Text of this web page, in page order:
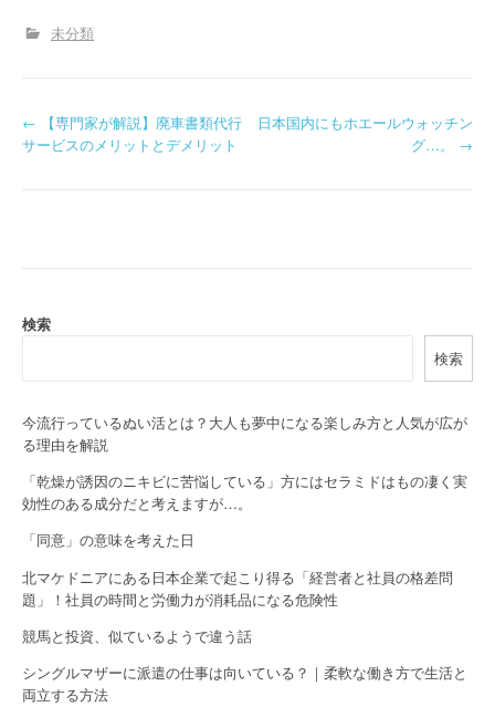
未分類
P
a
i
g
a
i
o
n
← 【専門家が解説】廃車書類代行
サービスのメリットとデメリット
日本国内にもホエールウォッチン
グ…。 →
検索
検索
今流行っているぬい活とは？大人も夢中になる楽しみ方と人気が広が
る理由を解説
「乾燥が誘因のニキビに苦悩している」方にはセラミドはもの凄く実
効性のある成分だと考えますが…。
「同意」の意味を考えた日
北マケドニアにある日本企業で起こり得る「経営者と社員の格差問
題」！社員の時間と労働力が消耗品になる危険性
競馬と投資、似ているようで違う話
シングルマザーに派遣の仕事は向いている？｜柔軟な働き方で生活と
両立する方法